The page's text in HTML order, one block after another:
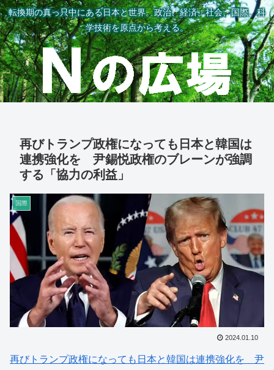
転換期の真っ只中にある日本と世界。政治、経済、社会、国際、科
学技術を原点から考える。
再びトランプ政権になっても日本と韓国は
連携強化を 尹錫悦政権のブレーンが強調
する「協力の利益」
国際
2024.01.10
再びトランプ政権になっても日本と韓国は連携強化を 尹